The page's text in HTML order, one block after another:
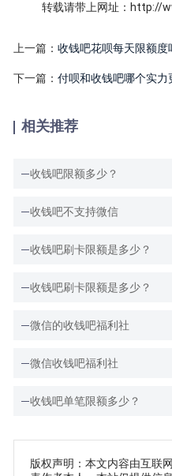
转载请带上网址：http://
上一篇：收钱吧花呗每天限额度
下一篇：付呗和收钱吧哪个实力
相关推荐
收钱吧限额多少？
收钱吧不支持微信
收钱吧刷卡限额是多少？
收钱吧刷卡限额是多少？
微信的收钱吧福利社
微信收钱吧福利社
收钱吧单笔限额多少？
版权声明：本文内容由互联